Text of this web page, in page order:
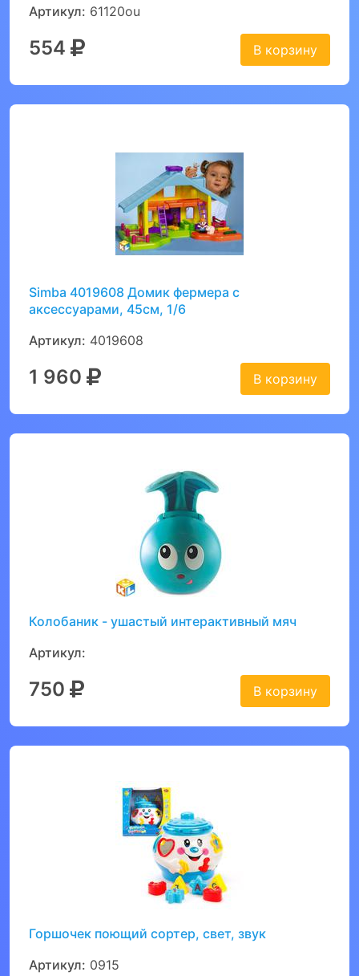
Артикул: 61120ou
554 В корзину
Simba 4019608 Домик фермера с
аксессуарами, 45см, 1/6
Артикул: 4019608
1 960 В корзину
Колобаник - ушастый интерактивный мяч
Артикул:
750 В корзину
Горшочек поющий сортер, свет, звук
Артикул: 0915